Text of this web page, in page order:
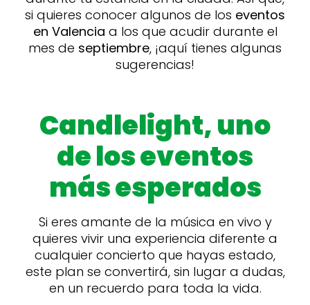
si quieres conocer algunos de los eventos
en Valencia a los que acudir durante el
mes de septiembre, ¡aquí tienes algunas
sugerencias!
Candlelight, uno
de los eventos
más esperados
Si eres amante de la música en vivo y
quieres vivir una experiencia diferente a
cualquier concierto que hayas estado,
este plan se convertirá, sin lugar a dudas,
en un recuerdo para toda la vida.